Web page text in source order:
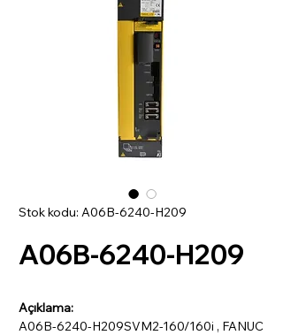
Stok kodu: A06B-6240-H209
A06B-6240-H209
Açıklama:
A06B-6240-H209SVM2-160/160i , FANUC